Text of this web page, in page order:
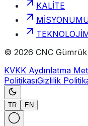
KALİTE
© 2026 CNC
KVKK Aydınlatma
PolitikasıGizlilik
TR EN